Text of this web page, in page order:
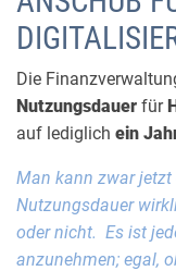
Die
Nutzungsdauer für
auf lediglich ein
Man kann zwar jetzt
Nutzungsdauer
oder nicht. Es ist
anzunehmen; egal,